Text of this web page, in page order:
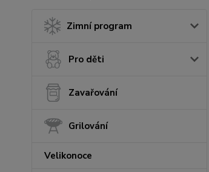
Zimní program
Pro děti
Zavařování
Grilování
Velikonoce